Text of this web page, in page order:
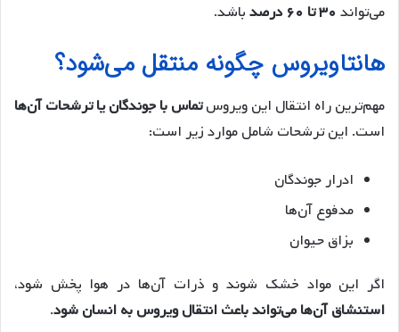
می‌تواند ۳۰ تا ۶۰ درصد باشد.
هانتاویروس چگونه منتقل می‌شود؟
مهم‌ترین راه انتقال این ویروستماس با جوندگان یا ترشحات آن‌ها
است. این ترشحات شامل موارد زیر است:
ادرار جوندگان
مدفوع آن‌ها
بزاق حیوان
اگر این مواد خشک شوند و ذرات آن‌ها در هوا پخش شود،
استنشاق آن‌ها می‌تواند باعث انتقال ویروس به انسان شود.